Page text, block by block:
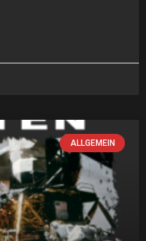
ALLGEMEIN